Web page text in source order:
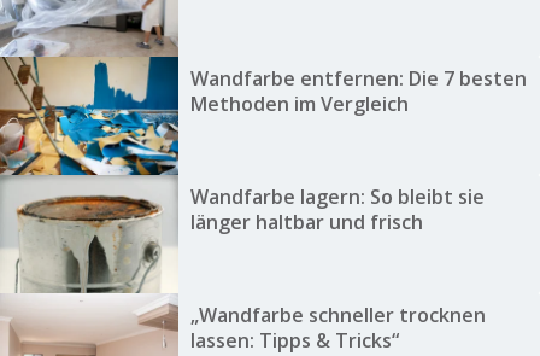
Wandfarbe entfernen: Die 7 besten
Methoden im Vergleich
Wandfarbe lagern: So bleibt sie
länger haltbar und frisch
„Wandfarbe schneller trocknen
lassen: Tipps & Tricks“